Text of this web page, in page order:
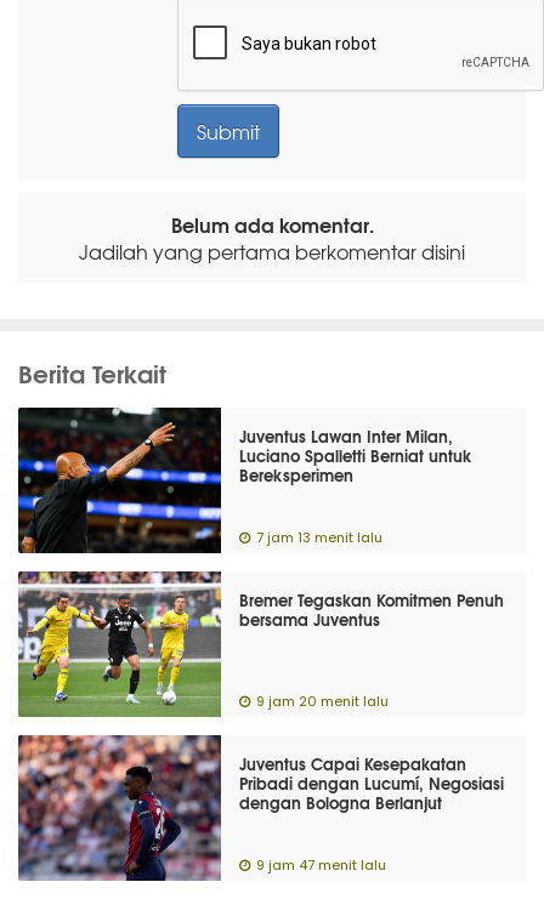
Belum ada komentar.
Jadilah yang pertama berkomentar disini
Berita Terkait
Juventus Lawan Inter Milan,
Luciano Spalletti Berniat untuk
Bereksperimen
7 jam 13 menit lalu
Bremer Tegaskan Komitmen Penuh
bersama Juventus
9 jam 20 menit lalu
Juventus Capai Kesepakatan
Pribadi dengan Lucumí, Negosiasi
dengan Bologna Berlanjut
9 jam 47 menit lalu